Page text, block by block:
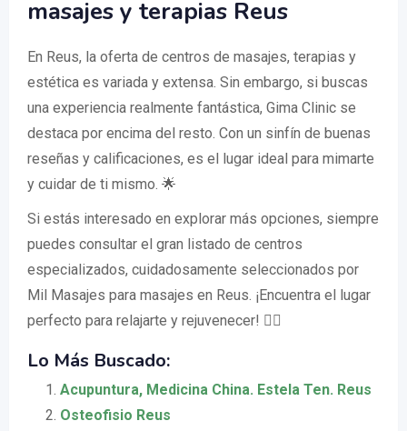
masajes y terapias Reus
En Reus, la oferta de centros de masajes, terapias y
estética es variada y extensa. Sin embargo, si buscas
una experiencia realmente fantástica, Gima Clinic se
destaca por encima del resto. Con un sinfín de buenas
reseñas y calificaciones, es el lugar ideal para mimarte
y cuidar de ti mismo. 🌟
Si estás interesado en explorar más opciones, siempre
puedes consultar el gran listado de centros
especializados, cuidadosamente seleccionados por
Mil Masajes para masajes en Reus. ¡Encuentra el lugar
perfecto para relajarte y rejuvenecer! 🧘‍♀️
Lo Más Buscado:
Acupuntura, Medicina China. Estela Ten. Reus
Osteofisio Reus